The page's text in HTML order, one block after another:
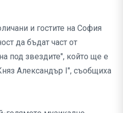
и гостите на София
да бъдат част от
под звездите", който ще е
Александър I", съобщиха